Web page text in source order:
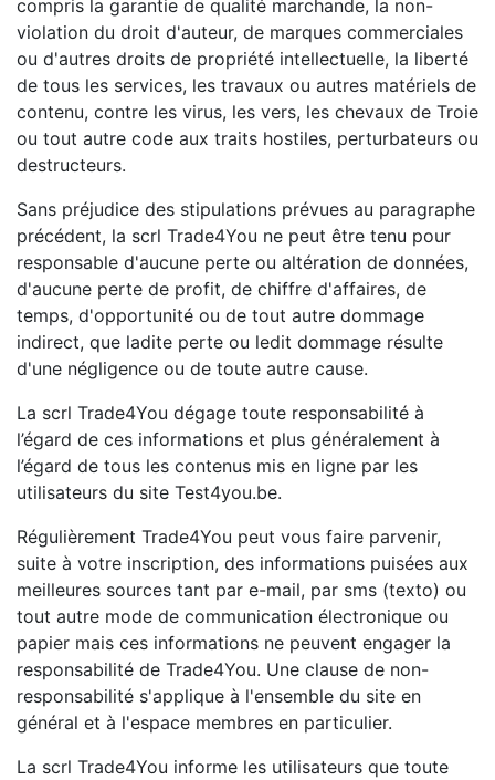
compris la garantie de qualité marchande, la non-
violation du droit d'auteur, de marques commerciales
ou d'autres droits de propriété intellectuelle, la liberté
de tous les services, les travaux ou autres matériels de
contenu, contre les virus, les vers, les chevaux de Troie
ou tout autre code aux traits hostiles, perturbateurs ou
destructeurs.
Sans préjudice des stipulations prévues au paragraphe
précédent, la scrl Trade4You ne peut être tenu pour
responsable d'aucune perte ou altération de données,
d'aucune perte de profit, de chiffre d'affaires, de
temps, d'opportunité ou de tout autre dommage
indirect, que ladite perte ou ledit dommage résulte
d'une négligence ou de toute autre cause.
La scrl Trade4You dégage toute responsabilité à
l’égard de ces informations et plus généralement à
l’égard de tous les contenus mis en ligne par les
utilisateurs du site Test4you.be.
Régulièrement Trade4You peut vous faire parvenir,
suite à votre inscription, des informations puisées aux
meilleures sources tant par e-mail, par sms (texto) ou
tout autre mode de communication électronique ou
papier mais ces informations ne peuvent engager la
responsabilité de Trade4You. Une clause de non-
responsabilité s'applique à l'ensemble du site en
général et à l'espace membres en particulier.
La scrl Trade4You informe les utilisateurs que toute